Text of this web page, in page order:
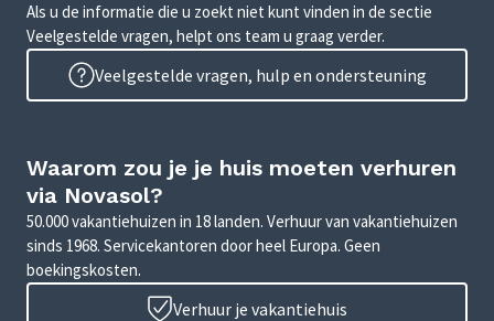
Als u de informatie die u zoekt niet kunt vinden in de sectie
Veelgestelde vragen, helpt ons team u graag verder.
Veelgestelde vragen, hulp en ondersteuning
Waarom zou je je huis moeten verhuren
via Novasol?
50.000 vakantiehuizen in 18 landen. Verhuur van vakantiehuizen
sinds 1968. Servicekantoren door heel Europa. Geen
boekingskosten.
Verhuur je vakantiehuis